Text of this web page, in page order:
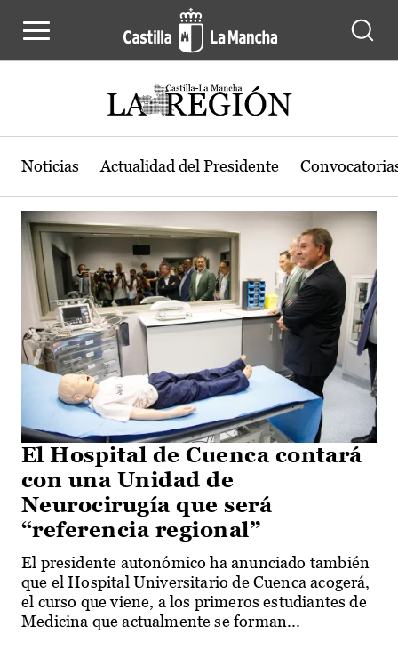
Actualidad de la región de Castilla-
Noticias Actualidad del Presidente
El Hospital de Cuenca contará
con una Unidad de
Neurocirugía que será
“referencia regional”
El presidente autonómico ha anunciado también
que el Hospital Universitario de Cuenca acogerá,
el curso que viene, a los primeros estudiantes de
Medicina que actualmente se forman...